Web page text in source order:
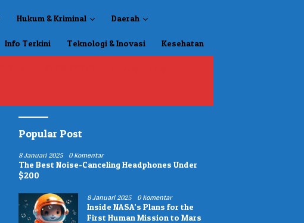
Hukum & Kriminal Daerah
Info Terkini Teknologi & Inovasi Kesehatan
Popular Post
8 Januari 2025 0 Komentar
The Best Noise-Canceling Headphones Under
$200
8 Januari 2025 0 Komentar
Inside NASA’s Plans for the
First Human Mission to Mars